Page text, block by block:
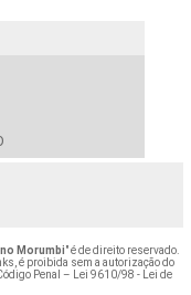
Morumbi" é de direito reservado.
é proibida sem a autorização do
Penal – Lei 9610/98 - Lei de